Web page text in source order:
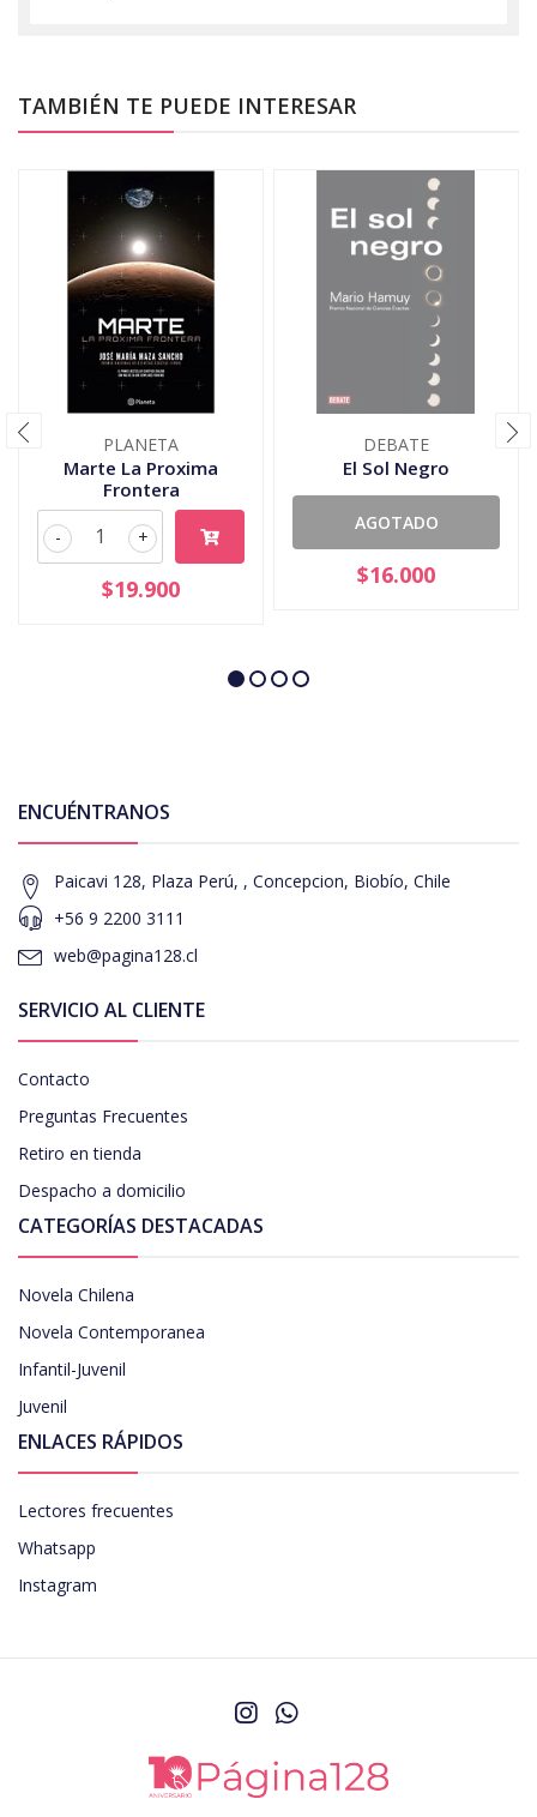
TAMBIÉN TE PUEDE INTERESAR
PLANETA
Marte La Proxima
Frontera
+
-
$19.900
DEBATE
El Sol Negro
AGOTADO
$16.000
ENCUÉNTRANOS
Paicavi 128, Plaza Perú, , Concepcion, Biobío, Chile
+56 9 2200 3111
web@pagina128.cl
SERVICIO AL CLIENTE
Contacto
Preguntas Frecuentes
Retiro en tienda
Despacho a domicilio
CATEGORÍAS DESTACADAS
Novela Chilena
Novela Contemporanea
Infantil-Juvenil
Juvenil
ENLACES RÁPIDOS
Lectores frecuentes
Whatsapp
Instagram